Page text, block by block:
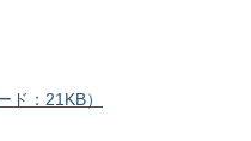
：21KB）